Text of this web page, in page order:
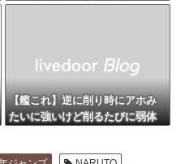
億円突破…アニメ漫画が世界一
【艦これ】逆に削り時にアホみ
たいに強いけど削るたびに弱体